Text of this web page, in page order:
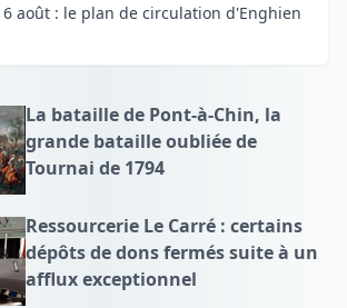
6 août : le plan de circulation d'Enghien
La bataille de Pont-à-Chin, la
grande bataille oubliée de
Tournai de 1794
Ressourcerie Le Carré : certains
dépôts de dons fermés suite à un
afflux exceptionnel